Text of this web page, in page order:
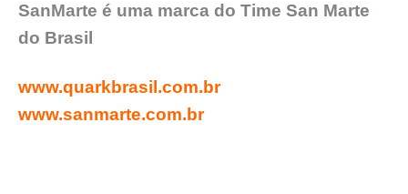
SanMarte é uma marca do Time San Marte
do Brasil
www.quarkbrasil.com.br
www.sanmarte.com.br